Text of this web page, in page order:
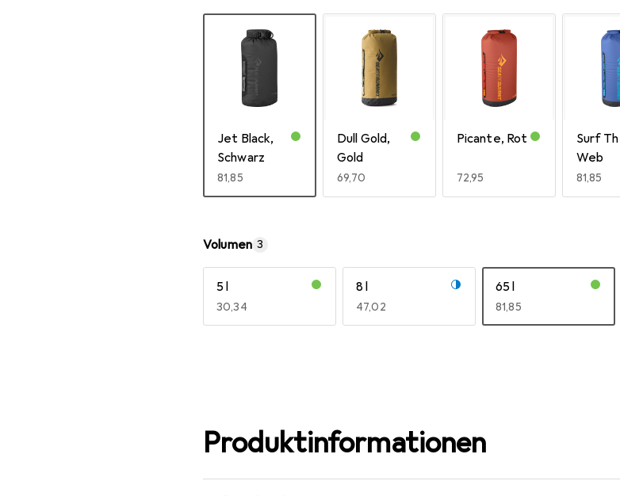
Jet Black,
Schwarz
EUR
81,85
Dull Gold,
Gold
EUR
69,70
Picante, Rot
EUR
72,95
Surf
Web
EUR
81,85
Volumen 3
5 l
EUR
30,34
8 l
EUR
47,02
65 l
EUR
81,85
Produktinformationen